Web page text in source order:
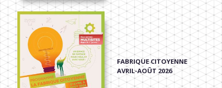
FABRIQUE CITOYENNE
AVRIL-AOÛT 2026